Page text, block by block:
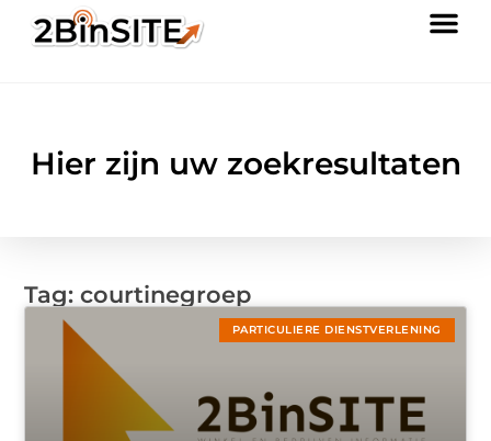
Hier zijn uw zoekresultaten
Tag: courtinegroep
PARTICULIERE DIENSTVERLENING